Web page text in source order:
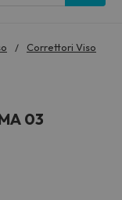
Correttori Viso
03